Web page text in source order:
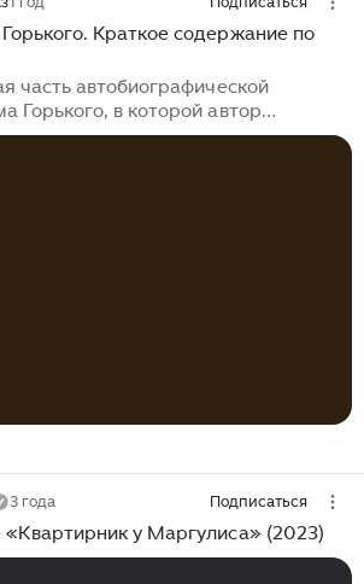
Краткое содержание по
часть автобиографической
Горького, в которой автор
годы. Сюжет строится вокруг
3 года Подписаться
у Маргулиса» (2023)